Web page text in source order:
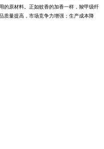
的原材料。正如蚊香的加香一样，羧甲级纤
质量提高，市场竞争力增强；生产成本降